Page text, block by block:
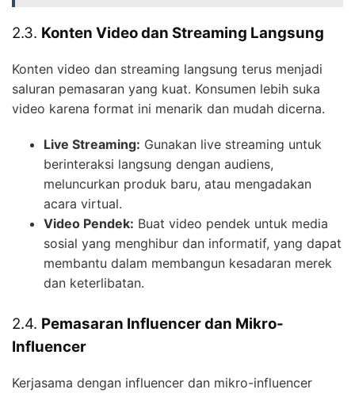
2.3. Konten Video dan Streaming Langsung
Konten video dan streaming langsung terus menjadi
saluran pemasaran yang kuat. Konsumen lebih suka
video karena format ini menarik dan mudah dicerna.
Live Streaming: Gunakan live streaming untuk
berinteraksi langsung dengan audiens,
meluncurkan produk baru, atau mengadakan
acara virtual.
Video Pendek: Buat video pendek untuk media
sosial yang menghibur dan informatif, yang dapat
membantu dalam membangun kesadaran merek
dan keterlibatan.
2.4. Pemasaran Influencer dan Mikro-
Influencer
Kerjasama dengan influencer dan mikro-influencer